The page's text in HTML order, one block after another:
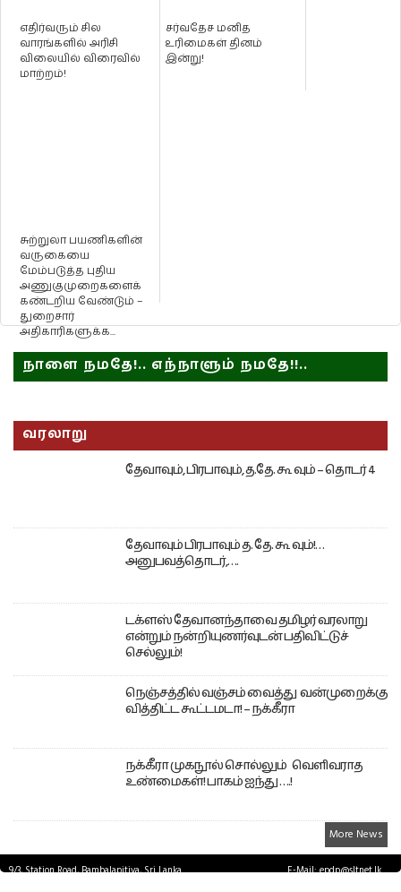
எதிர்வரும் சில
வாரங்களில் அரிசி
விலையில் விரைவில்
மாற்றம்!
சர்வதேச மனித
உரிமைகள் தினம்
இன்று!
சுற்றுலா பயணிகளின்
வருகையை
மேம்படுத்த புதிய
அணுகுமுறைகளைக்
கண்டறிய வேண்டும் –
துறைசார்
அதிகாரிகளுக்க...
நாளை நமதே!.. எந்நாளும் நமதே!!..
வரலாறு
தேவாவும், பிரபாவும், த.தே. கூ வும் – தொடர் 4
தேவாவும் பிரபாவும் த. தே. கூ வும்!…
அனுபவத்தொடர்,….
டக்ளஸ் தேவானந்தாவை தமிழர் வரலாறு
என்றும் நன்றியுணர்வுடன் பதிவிட்டுச்
செல்லும்!
நெஞ்சத்தில் வஞ்சம் வைத்து வன்முறைக்கு
வித்திட்ட கூட்டமடா! – நக்கீரா
நக்கீரா முகநூல் சொல்லும் வெளிவராத
உண்மைகள்! பாகம் ஐந்து ….!
More News
9/3, Station Road, Bambalapitiya, Sri Lanka.
E-Mail: epdp@sltnet.lk